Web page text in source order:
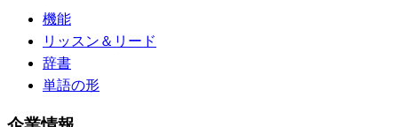
機能
リッスン＆リード
辞書
単語の形